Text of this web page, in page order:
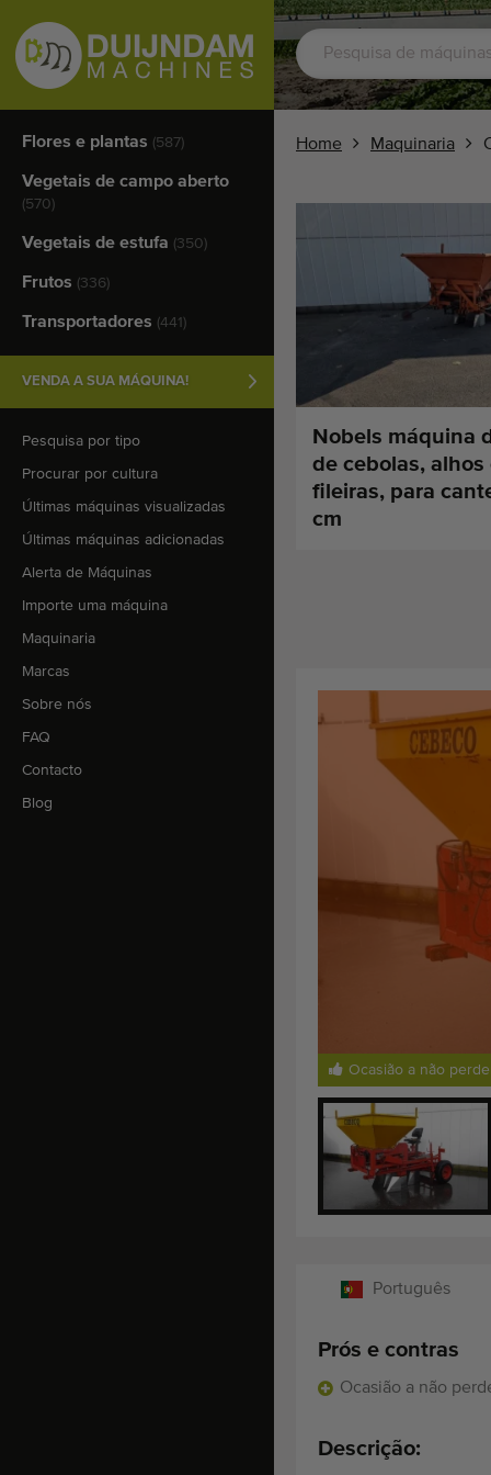
Flores e plantas (587)
Vegetais de campo aberto
(570)
Vegetais de estufa (350)
Frutos (336)
Transportadores (441)
VENDA A SUA MÁQUINA!
Pesquisa por tipo
Procurar por cultura
Últimas máquinas visualizadas
Últimas máquinas adicionadas
Alerta de Máquinas
Importe uma máquina
Maquinaria
Marcas
Sobre nós
FAQ
Contacto
Blog
Home Maquinaria
Nobels máquina
de cebolas, alhos
fileiras, para
cm
Ocasião a não
Português
Prós e contras
Ocasião a não
Descrição: